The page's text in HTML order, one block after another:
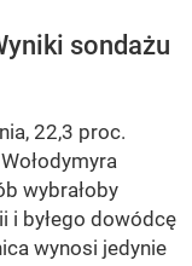
sondażu
22,3 proc.
wybrałoby
i byłego dowódcę
wynosi jedynie